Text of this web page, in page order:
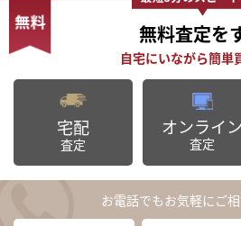
無料査定を
宅配
査定
オンライン
査定
お電話でもお気軽にご